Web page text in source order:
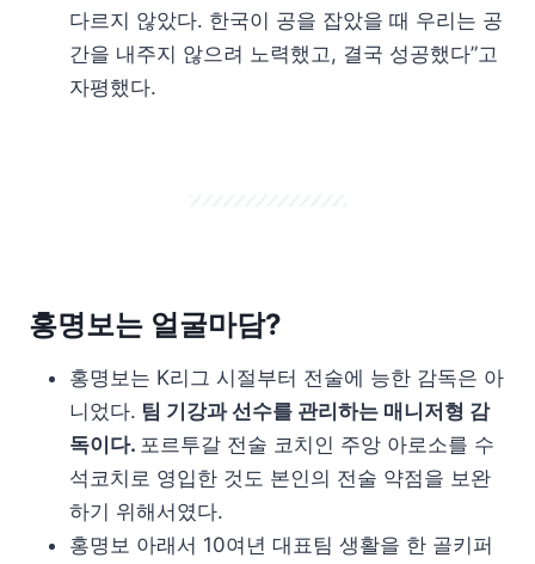
다르지 않았다. 한국이 공을 잡았을 때 우리는 공
간을 내주지 않으려 노력했고, 결국 성공했다”고
자평했다.
홍명보는 얼굴마담?
홍명보는 K리그 시절부터 전술에 능한 감독은 아
니었다. 팀 기강과 선수를 관리하는 매니저형 감
독이다. 포르투갈 전술 코치인 주앙 아로소를 수
석코치로 영입한 것도 본인의 전술 약점을 보완
하기 위해서였다.
홍명보 아래서 10여년 대표팀 생활을 한 골키퍼